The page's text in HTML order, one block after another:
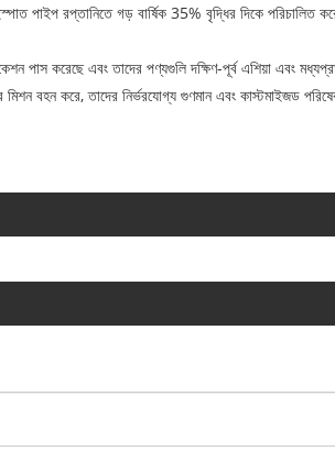
পাইপ রপ্তানিতে গড় বার্ষিক 35% বৃদ্ধির দিকে পরিচালিত
করেছে এবং তাদের পণ্যগুলি দক্ষিণ-পূর্ব এশিয়া এবং
বহন করে, তাদের নির্ভরযোগ্য গুণমান এবং কাস্টমাইজড